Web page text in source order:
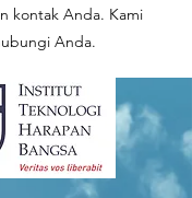
kontak Anda. Kami
Anda.